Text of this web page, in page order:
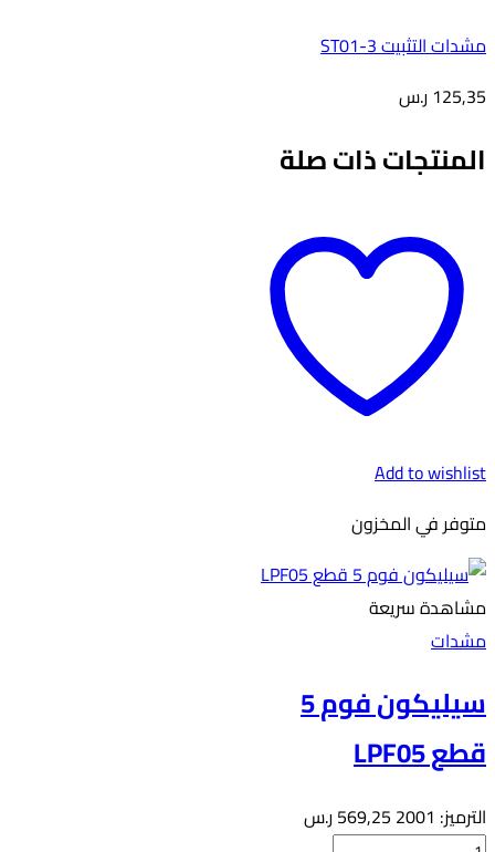
مشدات التثبيت ST01-3
125,35 ر.س
المنتجات ذات صلة
Add to wishlist
متوفر في المخزون
مشاهدة سريعة
مشدات
سيليكون فوم 5
قطع LPF05
الترميز: 2001
569,25 ر.س